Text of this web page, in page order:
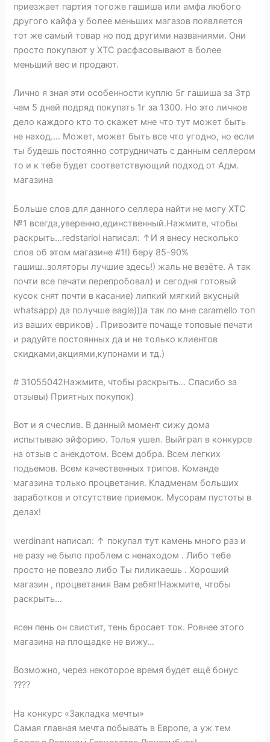
приезжает партия тогоже гашиша или амфа любого
другого кайфа у более меньших магазов появляется
тот же самый товар но под другими названиями. Они
просто покупают у ХТС расфасовывают в более
меньший вес и продают.
Лично я зная эти особенности куплю 5г гашиша за 3тр
чем 5 дней подряд покупать 1г за 1300. Но это личное
дело каждого кто то скажет мне что тут может быть
не наход…. Может, может быть все что угодно, но если
ты будешь постоянно сотрудничать с данным селлером
то и к тебе будет соответствующий подход от Адм.
магазина
Больше слов для данного селлера найти не могу ХТС
№1 всегда,уверенно,единственный.Нажмите, чтобы
раскрыть…redstarlol написал: ↑И я внесу несколько
слов об этом магазине #1!) беру 85-90%
гашиш..золяторы лучшие здесь!) жаль не везёте. А так
почти все печати перепробовал) и сегодня готовый
кусок снят почти в касание) липкий мягкий вкусный
whatsapp) да получше eagle)))а так по мне caramello топ
из ваших евриков) . Привозите почаще топовые печати
и радуйте постоянных да и не только клиентов
скидками,акциями,купонами и тд.)
# 31055042Нажмите, чтобы раскрыть… Спасибо за
отзывы) Приятных покупок)
Вот и я счеслив. В данный момент сижу дома
испытываю эйфорию. Толья ушел. Выйграл в конкурсе
на отзыв с анекдотом. Всем добра. Всем легких
подьемов. Всем качественных трипов. Команде
магазина только процветания. Кладменам больших
заработков и отсутствие приемок. Мусорам пустоты в
делах!
werdinant написал: ↑ покупал тут камень много раз и
не разу не было проблем с ненаходом . Либо тебе
просто не повезло либо Ты пиликаешь . Хороший
магазин , процветания Вам ребят!Нажмите, чтобы
раскрыть…
ясен пень он свистит, тень бросает ток. Ровнее этого
магазина на площадке не вижу…
Возможно, через некоторое время будет ещё бонус
????
На конкурс «Закладка мечты»
Самая главная мечта побывать в Европе, а уж тем